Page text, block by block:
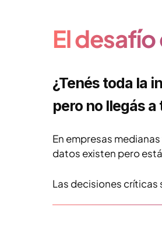
El
¿Tenés toda la
pero no llegás
En empresas
datos existen pero
Las decisiones